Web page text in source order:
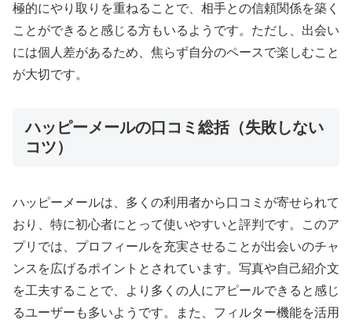
極的にやり取りを重ねることで、相手との信頼関係を築く
ことができると感じる方もいるようです。ただし、出会い
には個人差があるため、焦らず自分のペースで楽しむこと
が大切です。
ハッピーメールの口コミ総括（失敗しない
コツ）
ハッピーメールは、多くの利用者から口コミが寄せられて
おり、特に初心者にとって使いやすいと評判です。このア
プリでは、プロフィールを充実させることが出会いのチャ
ンスを広げるポイントとされています。写真や自己紹介文
を工夫することで、より多くの人にアピールできると感じ
るユーザーも多いようです。また、フィルター機能を活用